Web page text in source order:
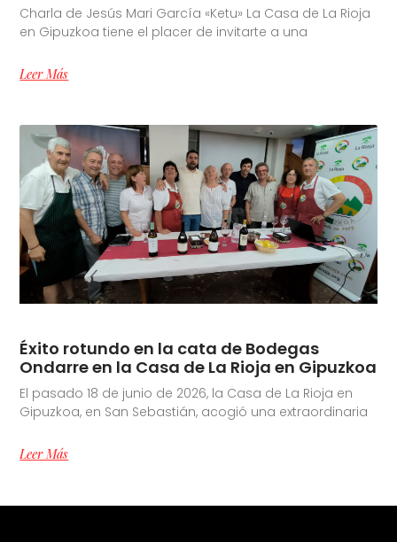
Charla de Jesús Mari García «Ketu» La Casa de La Rioja
en Gipuzkoa tiene el placer de invitarte a una
Leer Más
Éxito rotundo en la cata de Bodegas
Ondarre en la Casa de La Rioja en Gipuzkoa
El pasado 18 de junio de 2026, la Casa de La Rioja en
Gipuzkoa, en San Sebastián, acogió una extraordinaria
Leer Más